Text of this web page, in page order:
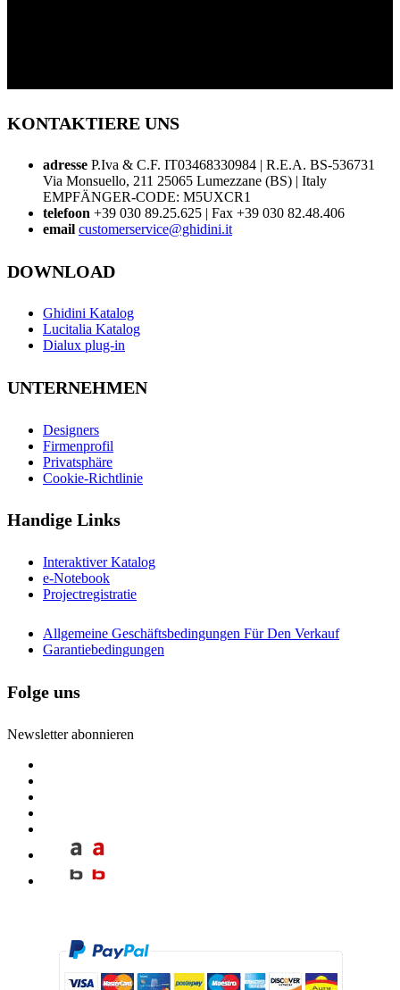
KONTAKTIERE UNS
adresse P.Iva & C.F. IT03468330984 | R.E.A. BS-536731
Via Monsuello, 211 25065 Lumezzane (BS) | Italy
EMPFÄNGER-CODE: M5UXCR1
telefoon +39 030 89.25.625 | Fax +39 030 82.48.406
email customerservice@ghidini.it
DOWNLOAD
Ghidini Katalog
Lucitalia Katalog
Dialux plug-in
UNTERNEHMEN
Designers
Firmenprofil
Privatsphäre
Cookie-Richtlinie
Handige Links
Interaktiver Katalog
e-Notebook
Projectregistratie
Allgemeine Geschäftsbedingungen Für Den Verkauf
Garantiebedingungen
Folge uns
Newsletter abonnieren